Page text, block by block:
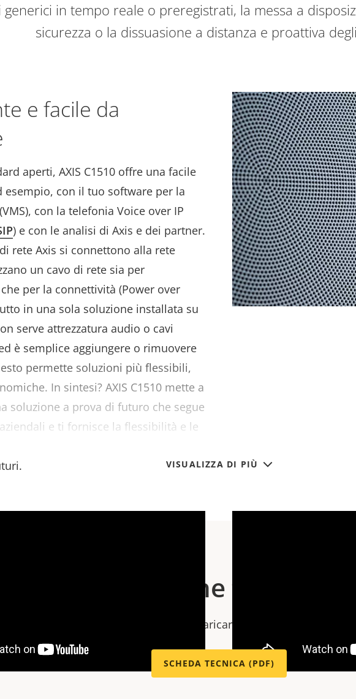
VISUALIZZA DI PIÙ
generici in tempo reale o preregistrati, la messa a
sicurezza o la dissuasione a distanza e proattiva
e facile da
aperti, AXIS C1510 offre una facile
esempio, con il tuo software per la
(VMS), con la telefonia Voice over IP
) e con le analisi di Axis e dei partner.
rete Axis si connettono alla rete
un cavo di rete sia per
per la connettività (Power over
in una sola soluzione installata su
serve attrezzatura audio o cavi
è semplice aggiungere o rimuovere
permette soluzioni più flessibili,
In sintesi? AXIS C1510 mette a
soluzione a prova di futuro che segue
e ti fornisce la flessibilità e le
Specifiche tecniche
Per le specifiche tecniche, scaricare la scheda tecnica qui
SCHEDA TECNICA (PDF)